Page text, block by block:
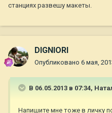
станциях развешу макеты.
DIGNIORI
Опубликовано 6 мая,
В 06.05.2013 в 07:34,
Напишите мне тоже в личку